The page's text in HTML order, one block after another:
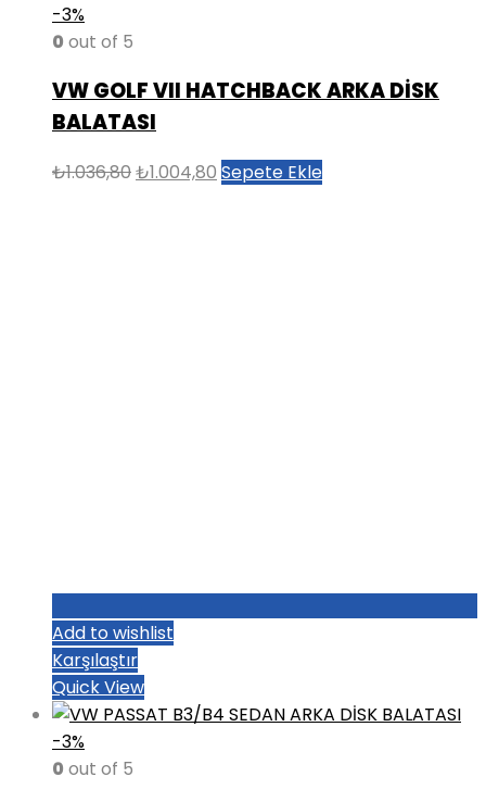
-3%
0 out of 5
VW GOLF VII HATCHBACK ARKA DİSK
BALATASI
₺1.036,80Orijinal
₺1.004,80 Şu
Sepete Ekle
Add to wishlist
Karşılaştır
Quick View
-3%
0 out of 5